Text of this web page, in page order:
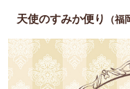
天使のすみか便り （福